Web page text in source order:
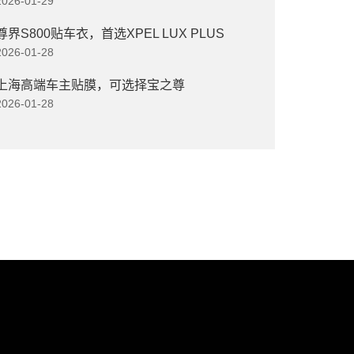
界S800贴车衣，首选XPEL LUX PLUS
01-28
海高端车主贴膜，可选择宝之尊
01-28